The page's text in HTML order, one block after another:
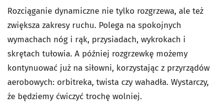
Rozciąganie dynamiczne nie tylko rozgrzewa, ale też
zwiększa zakresy ruchu. Polega na spokojnych
wymachach nóg i rąk, przysiadach, wykrokach i
skrętach tułowia. A później rozgrzewkę możemy
kontynuować już na siłowni, korzystając z przyrządów
aerobowych: orbitreka, twista czy wahadła. Wystarczy,
że będziemy ćwiczyć trochę wolniej.